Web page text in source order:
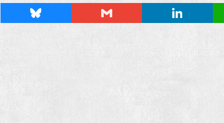
Bluesky Gmail LinkedIn